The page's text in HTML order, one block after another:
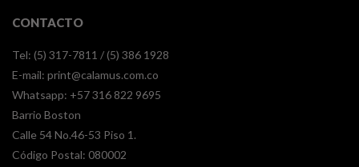
CONTACTO
Tel: (5) 317-7811 / (5) 386 1928
E-mail: print@calamus.com.co
Whatsapp: +57 316 822 9695
Barrio Boston
Calle 54 No.46-53 Piso 1.
Código Postal: 080002